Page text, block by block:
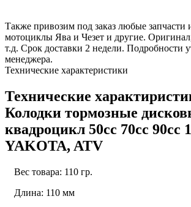
Также привозим под заказ любые запчасти
мотоциклы Ява и Чезет и другие.
т.д. Срок доставки 2 недели. Подробности
менеджера.
Технические характеристики
Технические
Колодки тормозные
квадроцикл 50cc 70cc 90cc
YAKOTA, ATV
Вес товара: 110 гр.
Длина: 110 мм